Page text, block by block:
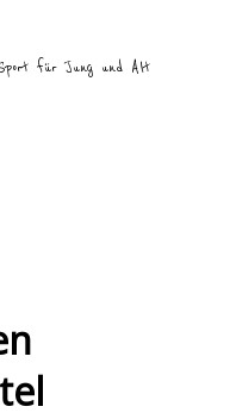
für Jung und Alt